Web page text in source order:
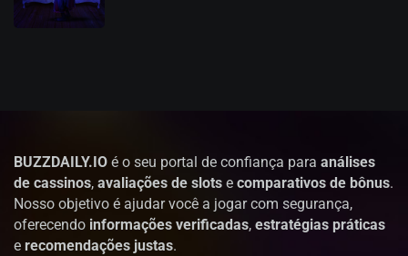
BUZZDAILY.IO é o seu portal de confiança para análises
de cassinos, avaliações de slots e comparativos de bônus.
Nosso objetivo é ajudar você a jogar com segurança,
oferecendo informações verificadas, estratégias práticas
e recomendações justas.